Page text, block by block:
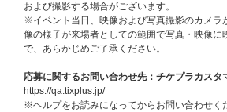
および撮影する場合がございます。
※イベント当日、映像および写真撮影のカメラ
像の様子が来場者としての範囲で写真・映像に
で、あらかじめご了承ください。
応募に関するお問い合わせ先：チケプラカスタ
https://qa.tixplus.jp/
※ヘルプをお読みになってからお問い合わせく